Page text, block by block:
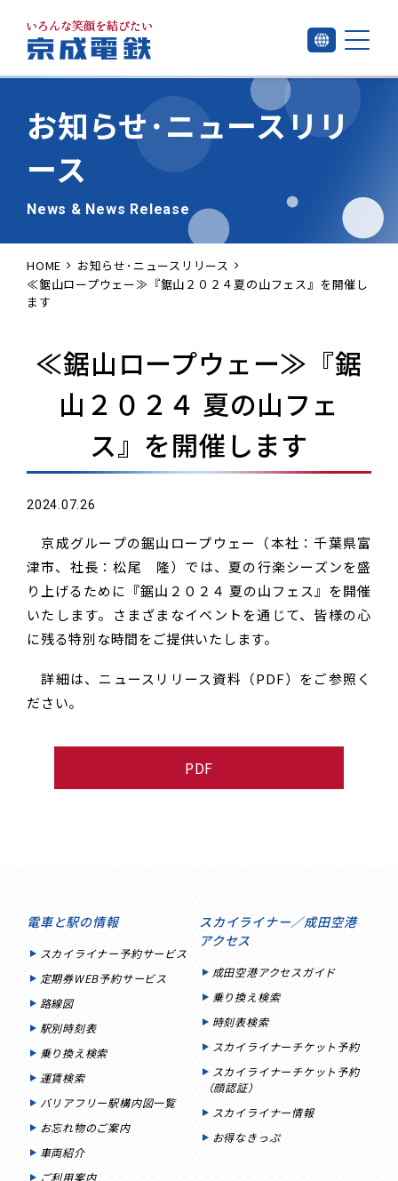
お知らせ･ニュースリリ
ース
News & News Release
HOME
お知らせ･ニュースリリース
≪鋸山ロープウェー≫『鋸山２０２４夏の山フェス』を開催し
ます
≪鋸山ロープウェー≫『鋸
山２０２４ 夏の山フェ
ス』を開催します
2024.07.26
京成グループの鋸山ロープウェー（本社：千葉県富
津市、社長：松尾 隆）では、夏の行楽シーズンを盛
り上げるために『鋸山２０２４ 夏の山フェス』を開催
いたします。さまざまなイベントを通じて、皆様の心
に残る特別な時間をご提供いたします。
詳細は、ニュースリリース資料（PDF）をご参照く
ださい。
PDF
電車と駅の情報
スカイライナー予約サービス
定期券WEB予約サービス
路線図
駅別時刻表
乗り換え検索
運賃検索
バリアフリー駅構内図一覧
お忘れ物のご案内
車両紹介
ご利用案内
スカイライナー／成田空港
アクセス
成田空港アクセスガイド
乗り換え検索
時刻表検索
スカイライナーチケット予約
スカイライナーチケット予約
（顔認証）
スカイライナー情報
お得なきっぷ